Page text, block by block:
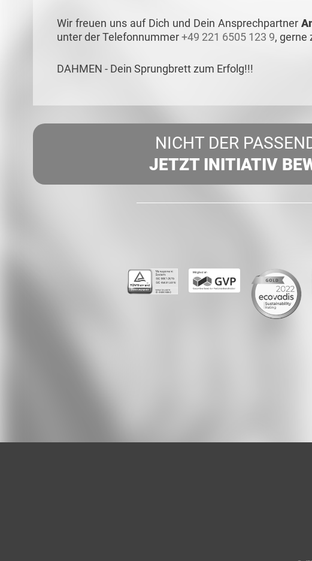
Wir freuen uns auf Dich und Dein Ansprechpartner
unter der Telefonnummer+49 221 6505 123 9, gerne
DAHMEN - Dein Sprungbrett zum Erfolg!!!
NICHT DER
JETZT INITIATIV